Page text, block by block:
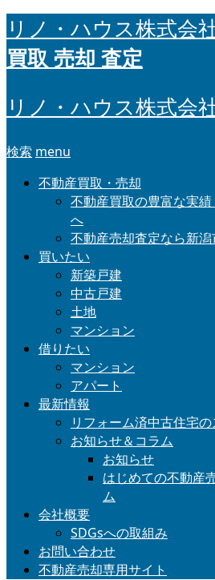
リノ・ハウス株式会
買取 売却 査定
リノ・ハウス株式会
検索 menu
不動産買取・売却
不動産買取の豊富な実
へ
不動産売却査定なら新
買いたい
新築戸建
中古戸建
土地
マンション
借りたい
マンション
アパート
最新情報
リフォーム済中古住宅の
お知らせ＆コラム
お知らせ
はじめての不動産
ム
会社概要
SDGsへの取組み
お問い合わせ
不動産売却専用サイト